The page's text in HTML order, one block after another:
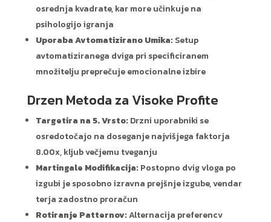
osrednja kvadrate, kar more učinkuje na
psihologijo igranja
Uporaba Avtomatizirano Umika: Setup
avtomatiziranega dviga pri specificiranem
množitelju preprečuje emocionalne izbire
Drzen Metoda za Visoke Profite
Targetira na 5. Vrsto: Drzni uporabniki se
osredotočajo na doseganje najvišjega faktorja
8.00x, kljub večjemu tveganju
Martingale Modifikacija: Postopno dvig vloga po
izgubi je sposobno izravna prejšnje izgube, vendar
terja zadostno proračun
Rotiranje Patternov:Alternacija preferencv